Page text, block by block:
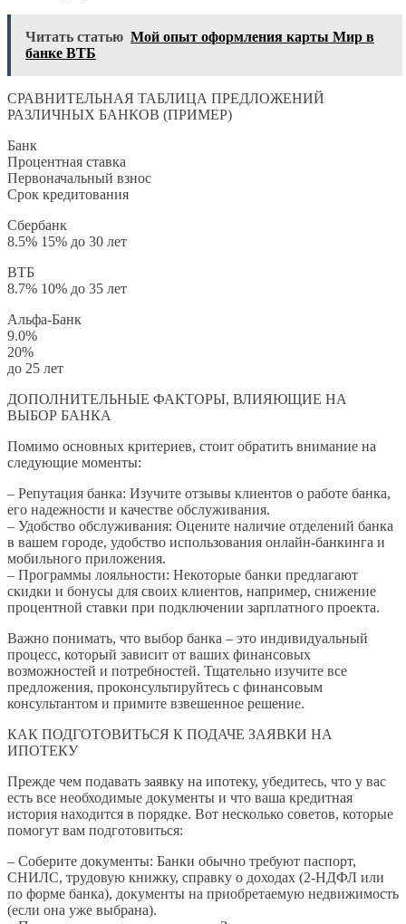
Читать статью Мой опыт оформления карты Мир в
банке ВТБ
СРАВНИТЕЛЬНАЯ ТАБЛИЦА ПРЕДЛОЖЕНИЙ
РАЗЛИЧНЫХ БАНКОВ (ПРИМЕР)
Банк
Процентная ставка
Первоначальный взнос
Срок кредитования
Сбербанк
8.5% 15% до 30 лет
ВТБ
8.7% 10% до 35 лет
Альфа-Банк
9.0%
20%
до 25 лет
ДОПОЛНИТЕЛЬНЫЕ ФАКТОРЫ, ВЛИЯЮЩИЕ НА
ВЫБОР БАНКА
Помимо основных критериев, стоит обратить внимание на
следующие моменты:
– Репутация банка: Изучите отзывы клиентов о работе банка,
его надежности и качестве обслуживания.
– Удобство обслуживания: Оцените наличие отделений банка
в вашем городе, удобство использования онлайн-банкинга и
мобильного приложения.
– Программы лояльности: Некоторые банки предлагают
скидки и бонусы для своих клиентов, например, снижение
процентной ставки при подключении зарплатного проекта.
Важно понимать, что выбор банка – это индивидуальный
процесс, который зависит от ваших финансовых
возможностей и потребностей. Тщательно изучите все
предложения, проконсультируйтесь с финансовым
консультантом и примите взвешенное решение.
КАК ПОДГОТОВИТЬСЯ К ПОДАЧЕ ЗАЯВКИ НА
ИПОТЕКУ
Прежде чем подавать заявку на ипотеку, убедитесь, что у вас
есть все необходимые документы и что ваша кредитная
история находится в порядке. Вот несколько советов, которые
помогут вам подготовиться:
– Соберите документы: Банки обычно требуют паспорт,
СНИЛС, трудовую книжку, справку о доходах (2-НДФЛ или
по форме банка), документы на приобретаемую недвижимость
(если она уже выбрана).